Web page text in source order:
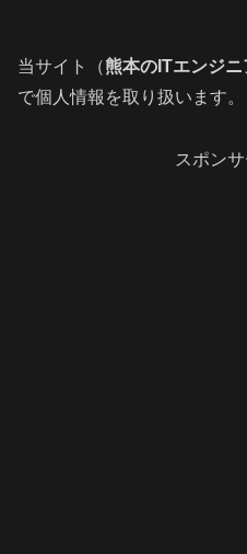
当サイト（熊本のITエンジ
で個人情報を取り扱います。
スポン